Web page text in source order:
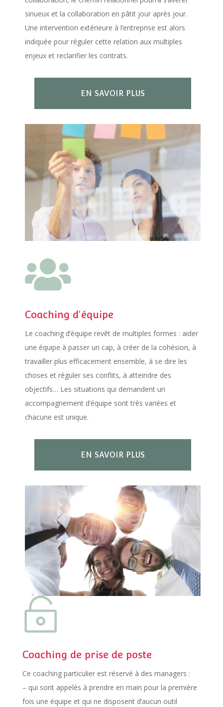
sinueux et la collaboration en pâtit jour après jour.
Une intervention extérieure à l’entreprise est alors
indiquée pour réguler cette relation aux multiples
enjeux et reclarifier les contrats.
EN SAVOIR PLUS

Coaching d'équipe
Le coaching d’équipe revêt de multiples formes : aider
une équipe à passer un cap, à créer de la cohésion, à
travailler plus efficacement ensemble, à se dire les
choses et réguler ses conflits, à atteindre des
objectifs… Les situations qui demandent un
accompagnement d’équipe sont très variées et
chacune est unique.
EN SAVOIR PLUS

Coaching de prise de poste
Ce coaching particulier est réservé à des managers :
– qui sont appelés à prendre en main pour la première
fois une équipe et qui ne disposent d’aucun outil